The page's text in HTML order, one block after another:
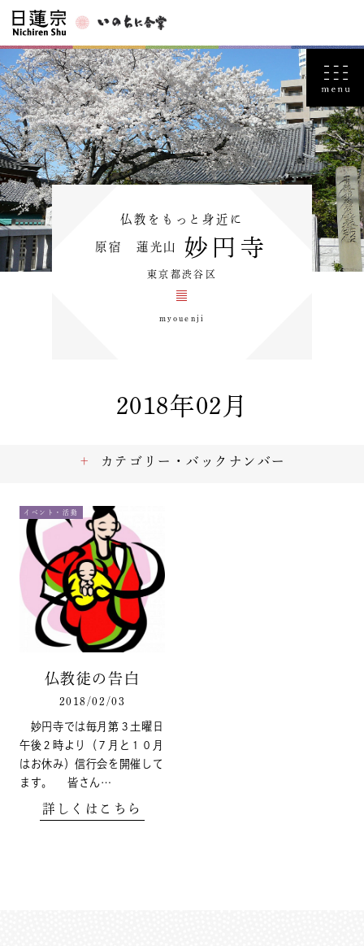
仏教をもっと身近に
原宿 蓮光山 妙円寺
東京都渋谷区
myouenji
2018年02月
イベント・活動
仏教徒の告白
2018/02/03
妙円寺では毎月第３土曜日
午後２時より（７月と１０月
はお休み）信行会を開催して
ます。 皆さん…
詳しくはこちら
カテゴリー・バックナンバー